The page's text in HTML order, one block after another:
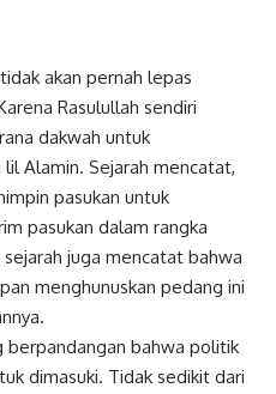
tidak akan pernah lepas
Rasulullah sendiri
dakwah untuk
Alamin. Sejarah mencatat,
pasukan untuk
pasukan dalam rangka
juga mencatat bahwa
menghunuskan pedang ini
berpandangan bahwa politik
dimasuki. Tidak sedikit dari